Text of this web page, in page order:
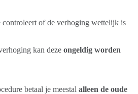
of de verhoging wettelijk is
kan deze ongeldig worden
betaal je meestal alleen de oude